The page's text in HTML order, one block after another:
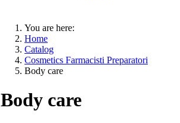
You are here:
Home
Catalog
Cosmetics Farmacisti Preparatori
Body care
Body care